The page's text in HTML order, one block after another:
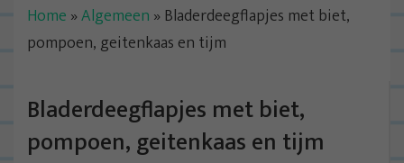
Home »Algemeen » Bladerdeegflapjes met biet,
pompoen, geitenkaas en tijm
Bladerdeegflapjes met biet,
pompoen, geitenkaas en tijm